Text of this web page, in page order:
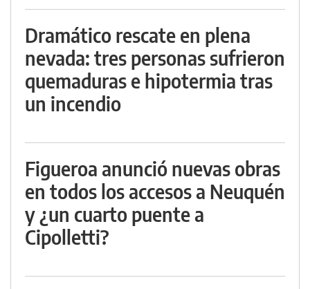
Dramático rescate en plena
nevada: tres personas sufrieron
quemaduras e hipotermia tras
un incendio
Figueroa anunció nuevas obras
en todos los accesos a Neuquén
y ¿un cuarto puente a
Cipolletti?